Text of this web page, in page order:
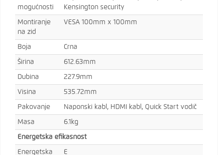
mogućnosti
Kensington security
Montiranje
na zid
VESA 100mm x 100mm
Boja Crna
Širina 612.63mm
Dubina 227.9mm
Visina 535.72mm
Pakovanje Naponski kabl, HDMI kabl, Quick Start vodič
Masa 6.1kg
Energetska efikasnost
Energetska E